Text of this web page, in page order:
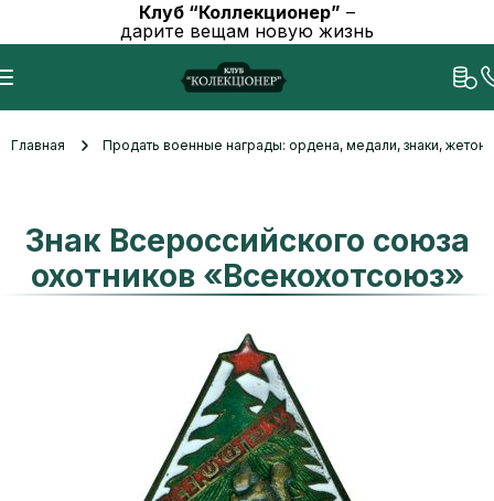
Клуб “Коллекционер” –
дарите вещам новую жизнь
Главная Продать военные награды: ордена, медали, знаки,
Знак Всероссийского союза
охотников «Всекохотсоюз»